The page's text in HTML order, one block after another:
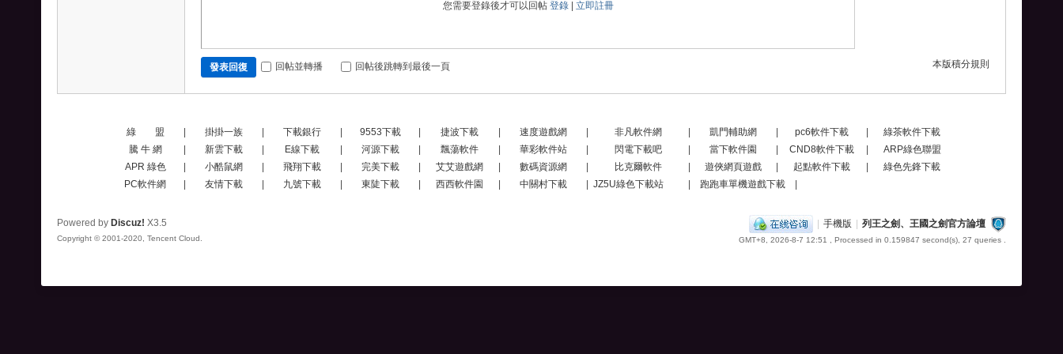
您需要登錄後才可以回帖 登錄| 立即註冊
本版積分規則
發表回復 回帖並轉播 回帖後跳轉到最後一頁
綠 盟 掛掛一族 下載銀行 9553下載 捷波下載 速度遊戲網 非凡軟件網 凱門輔助網 pc6軟件下載
綠茶軟件下載
騰 牛 網
新雲下載 E線下載 河源下載 飄蕩軟件 華彩軟件站 閃電下載吧 當下軟件園 CND8軟件下載
ARP綠色聯盟
APR 綠色
小酷鼠網 飛翔下載 完美下載 艾艾遊戲網 數碼資源網 比克爾軟件 遊俠網頁遊戲 起點軟件下載
綠色先鋒下載
PC軟件網
友情下載 九號下載 東陡下載 西西軟件園 中關村下載 JZ5U綠色下載站 跑跑車單機遊戲下載|
| 手機版 | 列王之劍、王國之劍官方論壇
GMT+8, 2026-8-7 12:51 , Processed in 0.159847 second(s), 27 queries .
Powered by Discuz! X3.5
Copyright © 2001-2020, Tencent Cloud.